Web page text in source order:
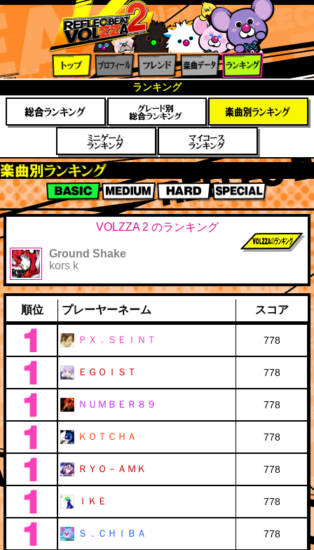
ィール
フレン
ド
楽曲デ
ータ
ング
ランキング
楽曲別スコアランキング
BASIC MEDIUM HARD SPECIAL
VOLZZA 2 のランキング
Ground Shake
kors k
順位 プレーヤーネーム スコア
ＰＸ．ＳＥＩＮＴ 778
ＥＧＯＩＳＴ 778
ＮＵＭＢＥＲ８９ 778
ＫＯＴＣＨＡ 778
ＲＹＯ－ＡＭＫ 778
ＩＫＥ 778
Ｓ．ＣＨＩＢＡ 778